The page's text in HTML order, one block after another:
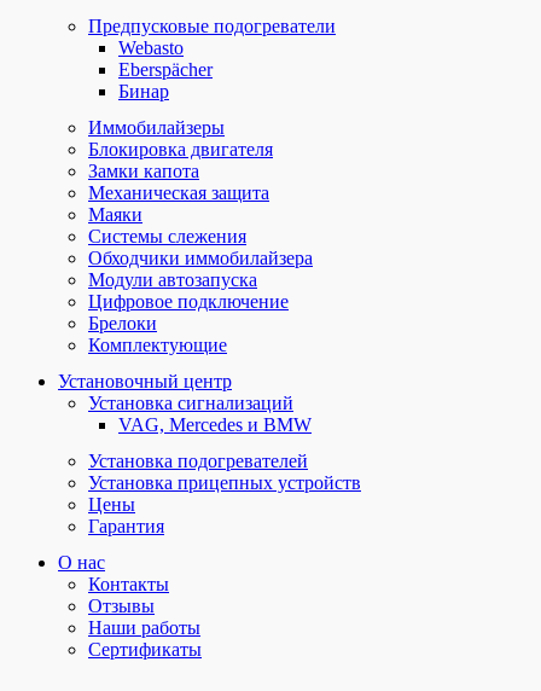
Предпусковые подогреватели
Webasto
Eberspächer
Бинар
Иммобилайзеры
Блокировка двигателя
Замки капота
Механическая защита
Маяки
Системы слежения
Обходчики иммобилайзера
Модули автозапуска
Цифровое подключение
Брелоки
Комплектующие
Установочный центр
Установка сигнализаций
VAG, Mercedes и BMW
Установка подогревателей
Установка прицепных устройств
Цены
Гарантия
О нас
Контакты
Отзывы
Наши работы
Сертификаты